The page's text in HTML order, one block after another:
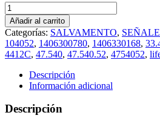
Señal
IMO
BALSA
SALVAVIDAS
SIN
TEXTO
(15x15cm)
vinilo
fotoluminiscente
104052
/
Añadir al carrito
Categorías: SALVAMENTO,
104052, 1406300780, 1406330168,
4412C, 47.540, 47.540.52, 4754052,
Descripción
Información adicional
Descripción